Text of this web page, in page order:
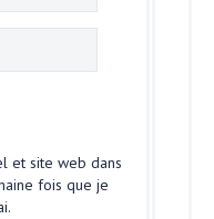
et site web dans
fois que je